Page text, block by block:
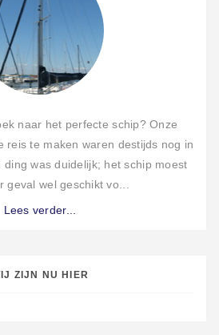
naar het perfecte schip? Onze
reis te maken waren destijds nog in
ding was duidelijk; het schip moest
geval wel geschikt vo...
Lees verder...
ZIJN NU HIER